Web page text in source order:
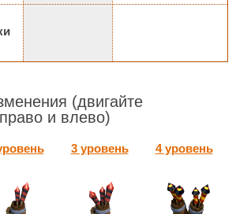
(двигайте
и влево)
3 уровень 4 уровень